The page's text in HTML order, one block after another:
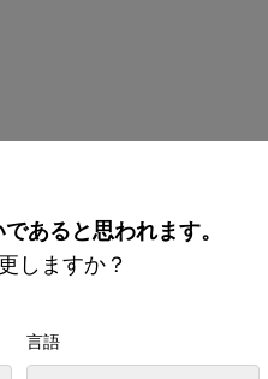
あると思われます。
しますか？
言語